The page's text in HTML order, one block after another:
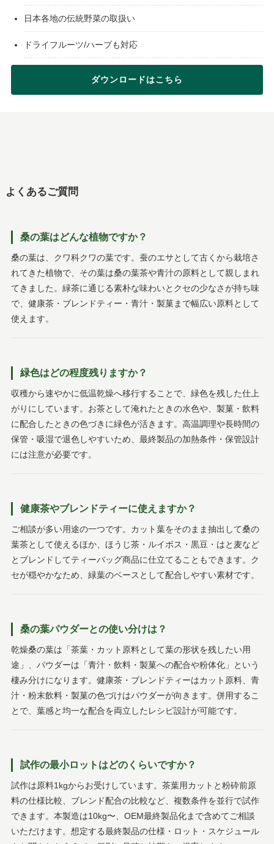
日本各地の伝統野菜の取扱い
ドライフルーツ/ハーブも対応
ダウンロードはこちら
よくあるご質問
桑の葉はどんな植物ですか？
桑の葉は、クワ科クワの葉です。蚕のエサとして古くから栽培さ
れてきた植物で、その葉は桑の葉茶や青汁の原料として親しまれ
てきました。緑茶に通じる素朴な味わいとクセの少なさが持ち味
で、健康茶・ブレンドティー・青汁・製菓まで幅広い原料として
使えます。
緑色はどの程度残りますか？
収穫から速やかに低温乾燥へ移行することで、緑色を残した仕上
がりにしています。お茶として淹れたときの水色や、製菓・飲料
に配合したときの色づきに緑色が活きます。高温調理や長時間の
保管・吸湿で退色しやすいため、最終製品の加熱条件・保管設計
には注意が必要です。
健康茶やブレンドティーに使えますか？
ご相談が多い用途の一つです。カット葉をそのまま抽出して桑の
葉茶として使えるほか、ほうじ茶・ルイボス・黒豆・はと麦など
とブレンドしてティーバッグ商品に仕立てることもできます。ク
セが穏やかなため、緑葉のベースとして配合しやすい素材です。
桑の葉パウダーとの使い分けは？
乾燥桑の葉は「茶葉・カット原料として葉の形状を残したい用
途」、パウダーは「青汁・飲料・製菓への配合や粉体化」という
棲み分けになります。健康茶・ブレンドティーはカット原料、青
汁・粉末飲料・製菓の色づけはパウダーが向きます。併用するこ
とで、葉感と均一な配合を両立したレシピ設計が可能です。
試作の最小ロットはどのくらいですか？
試作は原料1kgからお受けしています。茶葉用カットと粉砕前原
料の仕様比較、ブレンド配合の比較など、複数条件を並行で試作
できます。本製造は10kg〜、OEM最終製品化まで含めてご相談
いただけます。想定する最終製品の仕様・ロット・スケジュール